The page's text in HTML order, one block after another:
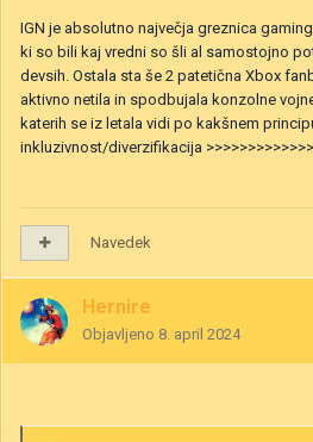
IGN je absolutno največja greznica
ki so bili kaj vredni so šli al samostojno
devsih. Ostala sta še 2 patetična Xbox
aktivno netila in spodbujala konzolne
katerih se iz letala vidi po kakšnem
inkluzivnost/diverzifikacija
Navedek
Hernire
Objavljeno 8. april 2024